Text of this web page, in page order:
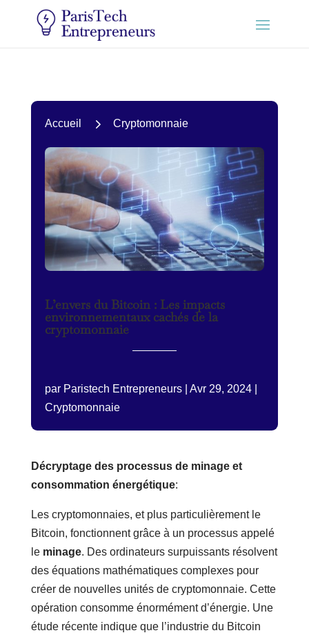
Accueil 5 Cryptomonnaie
L’envers du Bitcoin : Les impacts
environnementaux cachés de la
cryptomonnaie
par Paristech Entrepreneurs| Avr 29, 2024|
Cryptomonnaie
Décryptage des processus de minage et
consommation énergétique:
Les cryptomonnaies, et plus particulièrement le
Bitcoin, fonctionnent grâce à un processus appelé
le minage. Des ordinateurs surpuissants résolvent
des équations mathématiques complexes pour
créer de nouvelles unités de cryptomonnaie. Cette
opération consomme énormément d’énergie. Une
étude récente indique que l’industrie du Bitcoin